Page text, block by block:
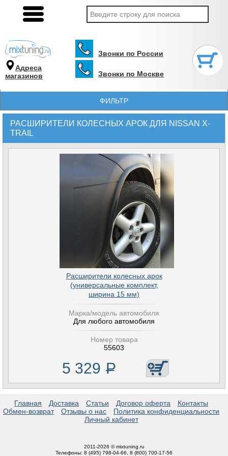
Адреса
магазинов
Звонки по России
Звонки по Москве
ФИЛЬТР
РАСШИРИТЕЛИ КОЛЕСНЫХ АРОК ДЛЯ NISSAN X-
TRAIL
Расширители колесных арок
(универсальные комплект,
ширина 15 мм)
Марка/модель автомобиля
Для любого автомобиля
Номер товара
55603
5 329 Р
Главная Доставка Статьи Договор оферта
Контакты
Обмен-возврат
Отзывы о нас
Политика конфиденциальности
Личный кабинет
2011-2026 © mixtuning.ru
Телефоны: 8 (495) 798-04-66, 8 (800) 700-17-56